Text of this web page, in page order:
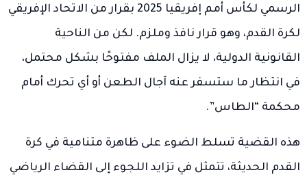
الرسمي لكأس أمم إفريقيا 2025 بقرار من الاتحاد الإفريقي
لكرة القدم، وهو قرار نافذ وملزم. لكن من الناحية
القانونية الدولية، لا يزال الملف مفتوحًا بشكل محتمل،
في انتظار ما ستسفر عنه آجال الطعن أو أي تحرك أمام
محكمة “الطاس”.
هذه القضية تسلط الضوء على ظاهرة متنامية في كرة
القدم الحديثة، تتمثل في تزايد اللجوء إلى القضاء الرياضي